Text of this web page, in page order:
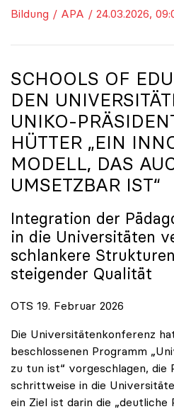
Bildung / APA / 24.03.2026,
SCHOOLS OF
DEN
UNIKO-
HÜTTER „EIN
MODELL, DAS
UMSETZBAR IST“
Integration der
in die Universitäten
schlankere
steigender Qualität
OTS 19. Februar 2026
Die Universitätenkonferenz
beschlossenen Programm
zu tun ist“ vorgeschlagen, die
schrittweise in die
ein Ziel ist darin die „deutliche